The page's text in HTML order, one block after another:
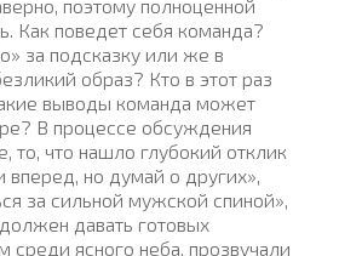
поэтому полноценной
Как поведет себя команда?
за подсказку или же в
образ? Кто в этот раз
выводы команда может
В процессе обсуждения
то, что нашло глубокий отклик
но думай о других»,
за сильной мужской спиной»,
давать готовых
среди ясного неба, прозвучали